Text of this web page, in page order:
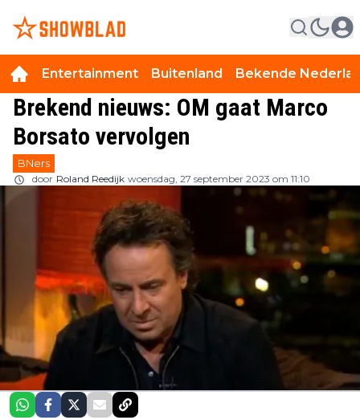
Entertainment Buitenland Bekende
Brekend nieuws: OM gaat Marco
Borsato vervolgen
BNers
door Roland Reedijk woensdag, 27 september 2023 om 11:10